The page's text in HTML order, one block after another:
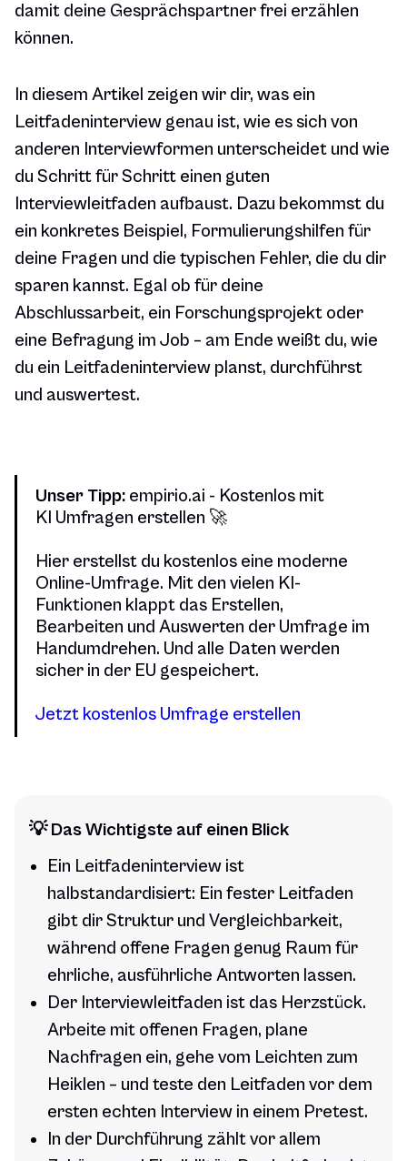
damit deine Gesprächspartner frei erzählen
können.
In diesem Artikel zeigen wir dir, was ein
Leitfadeninterview genau ist, wie es sich von
anderen Interviewformen unterscheidet und wie
du Schritt für Schritt einen guten
Interviewleitfaden aufbaust. Dazu bekommst du
ein konkretes Beispiel, Formulierungshilfen für
deine Fragen und die typischen Fehler, die du dir
sparen kannst. Egal ob für deine
Abschlussarbeit, ein Forschungsprojekt oder
eine Befragung im Job – am Ende weißt du, wie
du ein Leitfadeninterview planst, durchführst
und auswertest.
Unser Tipp: empirio.ai - Kostenlos mit
KI Umfragen erstellen 🚀
Hier erstellst du kostenlos eine moderne
Online-Umfrage. Mit den vielen KI-
Funktionen klappt das Erstellen,
Bearbeiten und Auswerten der Umfrage im
Handumdrehen. Und alle Daten werden
sicher in der EU gespeichert.
Jetzt kostenlos Umfrage erstellen
💡 Das Wichtigste auf einen Blick
Ein Leitfadeninterview ist
halbstandardisiert: Ein fester Leitfaden
gibt dir Struktur und Vergleichbarkeit,
während offene Fragen genug Raum für
ehrliche, ausführliche Antworten lassen.
Der Interviewleitfaden ist das Herzstück.
Arbeite mit offenen Fragen, plane
Nachfragen ein, gehe vom Leichten zum
Heiklen – und teste den Leitfaden vor dem
ersten echten Interview in einem Pretest.
In der Durchführung zählt vor allem